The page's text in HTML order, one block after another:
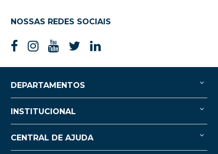
NOSSAS REDES SOCIAIS
DEPARTAMENTOS
INSTITUCIONAL
CENTRAL DE AJUDA